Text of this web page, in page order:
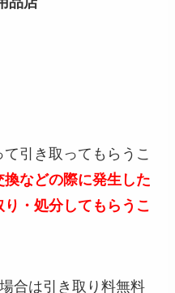
引き取ってもらうこ
換などの際に発生した
・処分してもらうこ
合は引き取り料無料